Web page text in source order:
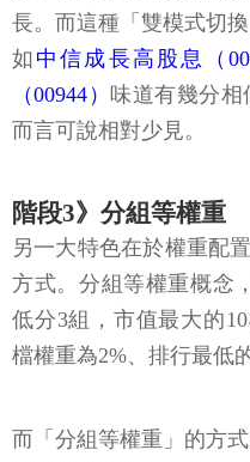
長。而這種「雙模式切
如 中信成長高股息（
（00944）味道有幾分相
而言可說相對少見。
階段3》分組等權重
另一大特色在於權重配
方式。分組等權重概念
低分3組，市值最大的
檔權重為2%、排行最低
而「分組等權重」的方